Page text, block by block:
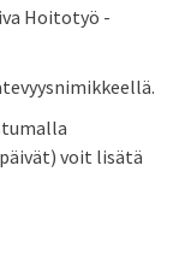
Hoitotyö -
voit lisätä